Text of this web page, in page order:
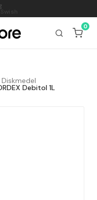
0
Diskmedel
Debitol 1L